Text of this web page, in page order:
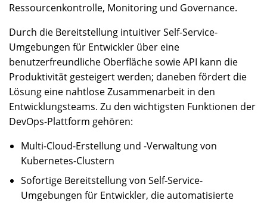
Ressourcenkontrolle, Monitoring und Governance.
Durch die Bereitstellung intuitiver Self-Service-
Umgebungen für Entwickler über eine
benutzerfreundliche Oberfläche sowie API kann die
Produktivität gesteigert werden; daneben fördert die
Lösung eine nahtlose Zusammenarbeit in den
Entwicklungsteams. Zu den wichtigsten Funktionen der
DevOps-Plattform gehören:
Multi-Cloud-Erstellung und -Verwaltung von
Kubernetes-Clustern
Sofortige Bereitstellung von Self-Service-
Umgebungen für Entwickler, die automatisierte